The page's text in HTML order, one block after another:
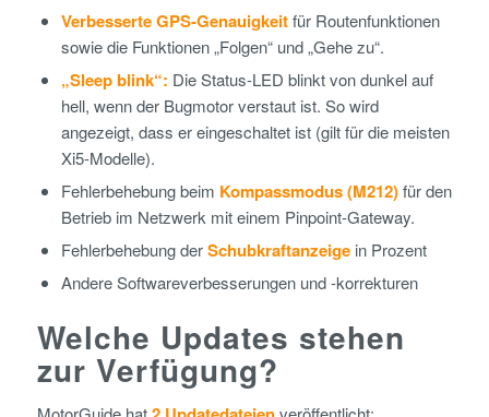
Verbesserte GPS-Genauigkeitfür Routenfunktionen
sowie die Funktionen „Folgen“ und „Gehe zu“.
„Sleep blink“: Die Status-LED blinkt von dunkel auf
hell, wenn der Bugmotor verstaut ist. So wird
angezeigt, dass er eingeschaltet ist (gilt für die meisten
Xi5-Modelle).
Fehlerbehebung beim Kompassmodus (M212)für den
Betrieb im Netzwerk mit einem Pinpoint-Gateway.
Fehlerbehebung derSchubkraftanzeigein Prozent
Andere Softwareverbesserungen und -korrekturen
Welche Updates stehen
zur Verfügung?